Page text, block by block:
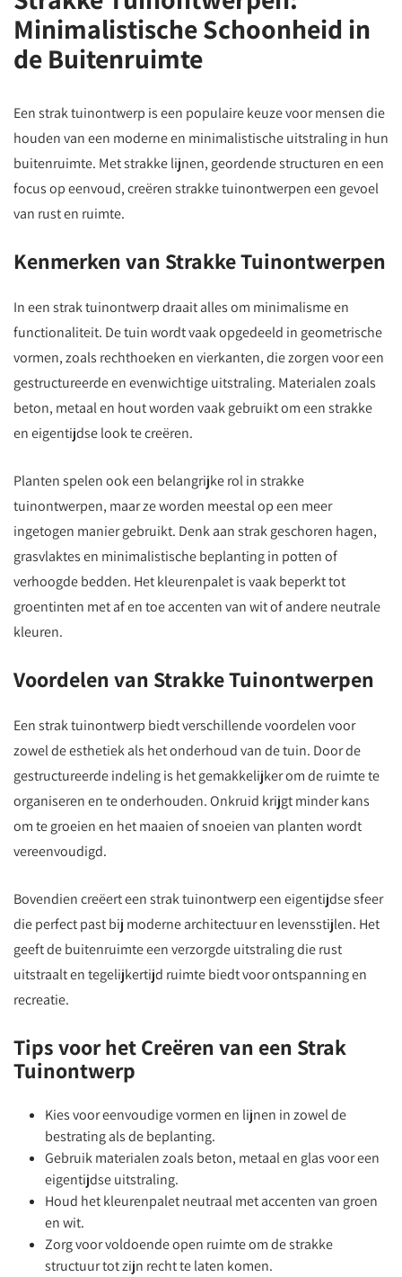
Minimalistische Schoonheid in
de Buitenruimte
Een strak tuinontwerp is een populaire keuze voor mensen die
houden van een moderne en minimalistische uitstraling in hun
buitenruimte. Met strakke lijnen, geordende structuren en een
focus op eenvoud, creëren strakke tuinontwerpen een gevoel
van rust en ruimte.
Kenmerken van Strakke Tuinontwerpen
In een strak tuinontwerp draait alles om minimalisme en
functionaliteit. De tuin wordt vaak opgedeeld in geometrische
vormen, zoals rechthoeken en vierkanten, die zorgen voor een
gestructureerde en evenwichtige uitstraling. Materialen zoals
beton, metaal en hout worden vaak gebruikt om een strakke
en eigentijdse look te creëren.
Planten spelen ook een belangrijke rol in strakke
tuinontwerpen, maar ze worden meestal op een meer
ingetogen manier gebruikt. Denk aan strak geschoren hagen,
grasvlaktes en minimalistische beplanting in potten of
verhoogde bedden. Het kleurenpalet is vaak beperkt tot
groentinten met af en toe accenten van wit of andere neutrale
kleuren.
Voordelen van Strakke Tuinontwerpen
Een strak tuinontwerp biedt verschillende voordelen voor
zowel de esthetiek als het onderhoud van de tuin. Door de
gestructureerde indeling is het gemakkelijker om de ruimte te
organiseren en te onderhouden. Onkruid krijgt minder kans
om te groeien en het maaien of snoeien van planten wordt
vereenvoudigd.
Bovendien creëert een strak tuinontwerp een eigentijdse sfeer
die perfect past bij moderne architectuur en levensstijlen. Het
geeft de buitenruimte een verzorgde uitstraling die rust
uitstraalt en tegelijkertijd ruimte biedt voor ontspanning en
recreatie.
Tips voor het Creëren van een Strak
Tuinontwerp
Kies voor eenvoudige vormen en lijnen in zowel de
bestrating als de beplanting.
Gebruik materialen zoals beton, metaal en glas voor een
eigentijdse uitstraling.
Houd het kleurenpalet neutraal met accenten van groen
en wit.
Zorg voor voldoende open ruimte om de strakke
structuur tot zijn recht te laten komen.